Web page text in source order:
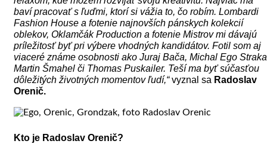
baví pracovať s ľuďmi, ktorí si vážia to, čo robím. Lombardi
Fashion House a fotenie najnovších pánskych kolekcií
oblekov, Oklamčák Production a fotenie Mistrov mi dávajú
príležitosť byť pri výbere vhodných kandidátov. Fotil som aj
viaceré známe osobnosti ako Juraj Bača, Michal Ego
Martin Šmahel či Thomas Puskailer. Teší ma byť súčasťou
dôležitých životných momentov ľudí,“vyznal sa Radoslav
Orenič.
Kto je Radoslav Orenič?